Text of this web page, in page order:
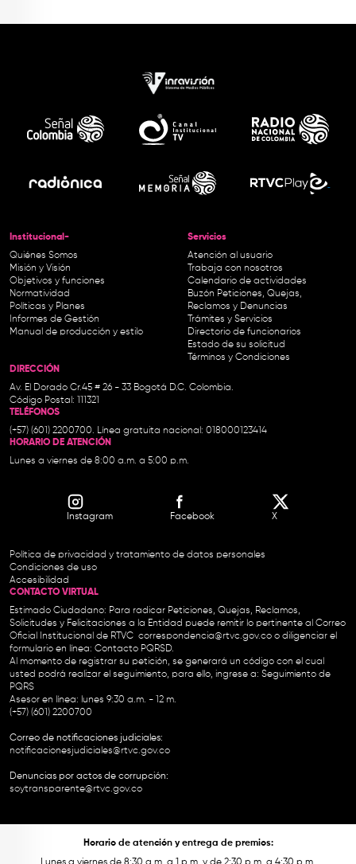
Institucional-
Quiénes Somos
Misión y Visión
Objetivos y funciones
Normatividad
Políticas y Planes
Informes de Gestión
Manual de producción y estilo
Servicios
Atención al usuario
Trabaja con nosotros
Calendario de actividades
Buzón Peticiones, Quejas,
Reclamos y Denuncias
Trámites y Servicios
Directorio de funcionarios
Estado de su solicitud
Términos y Condiciones
DIRECCIÓN
Av. El Dorado Cr.45 # 26 - 33 Bogotá D.C. Colombia.
Código Postal: 111321
TELÉFONOS
(+57) (601) 2200700. Línea gratuita nacional: 018000123414
HORARIO DE ATENCIÓN
Lunes a viernes de 8:00 a.m. a 5:00 p.m.
Instagram Facebook X
Política de privacidad y tratamiento de datos personales
Condiciones de uso
Accesibilidad
CONTACTO VIRTUAL
Estimado Ciudadano: Para radicar Peticiones, Quejas, Reclamos,
Solicitudes y Felicitaciones a la Entidad puede remitir lo pertinente al Correo
Oficial Institucional de RTVC correspondencia@rtvc.gov.co o diligenciar el
formulario en línea: Contacto PQRSD.
Al momento de registrar su petición, se generará un código con el cual
usted podrá realizar el seguimiento, para ello, ingrese a: Seguimiento de
PQRS
Asesor en línea: lunes 9:30 a.m. - 12 m.
(+57) (601) 2200700
Correo de notificaciones judiciales:
notificacionesjudiciales@rtvc.gov.co
Denuncias por actos de corrupción:
soytransparente@rtvc.gov.co
Horario de atención y entrega de premios: